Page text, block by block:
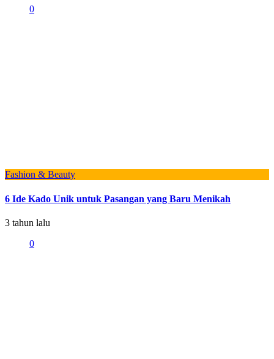
0
Fashion & Beauty
6 Ide Kado Unik untuk Pasangan yang Baru Menikah
3 tahun lalu
0